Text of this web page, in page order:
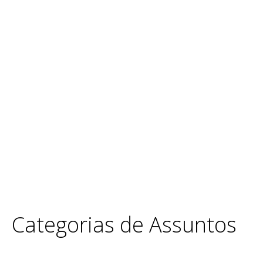
Categorias de Assuntos